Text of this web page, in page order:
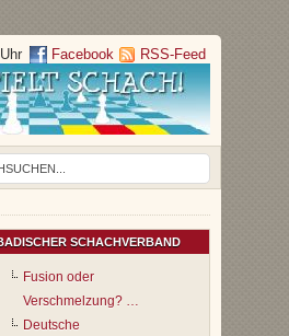
Facebook RSS-Feed
SCHACHVERBAND
Fusion oder
Verschmelzung? …
Deutsche